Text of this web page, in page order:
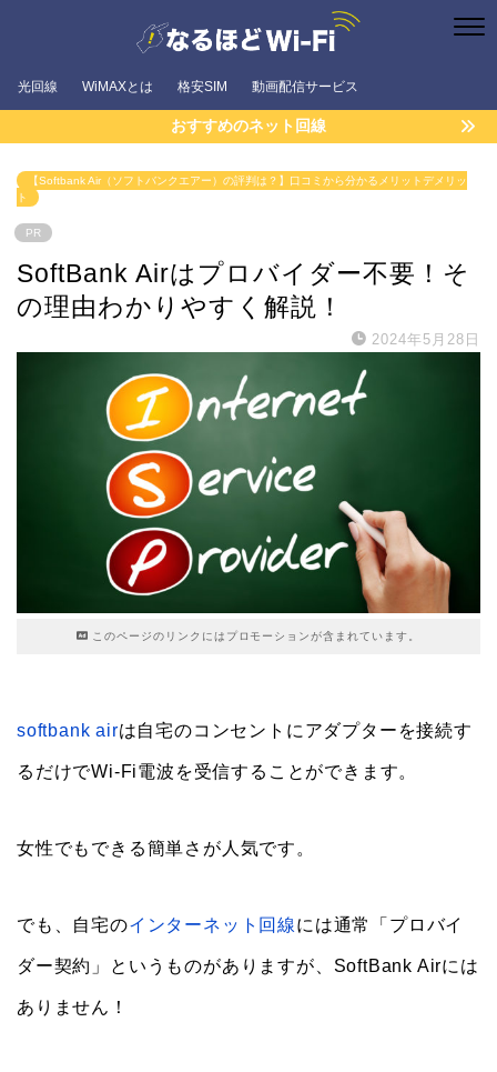
光回線 WiMAXとは 格安SIM 動画配信サービス
おすすめのネット回線
【Softbank Air（ソフトバンクエアー）の評判は？】口コミから分かるメリットデメリッ
ト
PR
SoftBank Airはプロバイダー不要！そ
の理由わかりやすく解説！
2024年5月28日
このページのリンクにはプロモーションが含まれています。
softbank airは自宅のコンセントにアダプターを接続す
るだけでWi-Fi電波を受信することができます。
女性でもできる簡単さが人気です。
でも、自宅のインターネット回線には通常「プロバイ
ダー契約」というものがありますが、SoftBank Airには
ありません！